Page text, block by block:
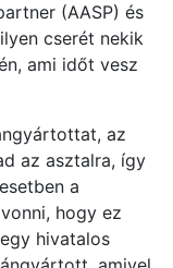
(AASP) és
cserét nekik
ami időt vesz
az
az asztalra, így
a
hogy ez
hivatalos